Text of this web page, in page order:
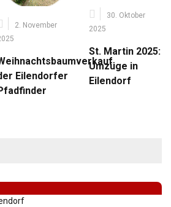
2. November
Eilendorfer
30. Oktober
2025
St. Martin 2025:
Umzüge in
Eilendorf